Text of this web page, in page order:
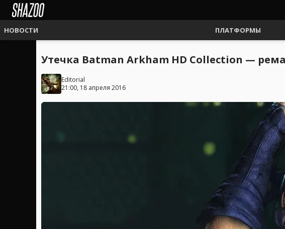
НОВОСТИ ПЛАТФОРМЫ
Утечка Batman Arkham HD Collection —
Editorial
21:00, 18 апреля 2016